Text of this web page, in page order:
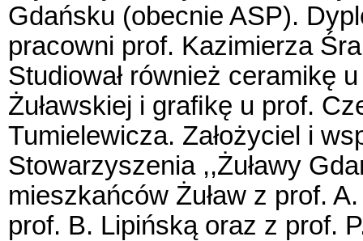
Gdańsku (obecnie ASP).
pracowni prof. Kazimierza
Studiował również ceramikę
Żuławskiej i graﬁkę u prof.
Tumielewicza. Założyciel i
Stowarzyszenia ,,Żuławy
mieszkańców Żuław z prof.
prof. B. Lipińską oraz z prof.